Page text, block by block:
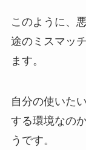
このように、
途のミスマッ
ます。
自分の使いた
する環境なの
うです。